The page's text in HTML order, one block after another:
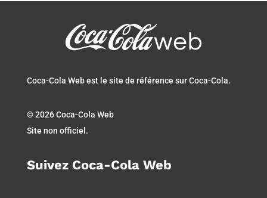
Coca-Cola Web est le site de référence sur Coca-Cola.
© 2026 Coca-Cola Web
Site non officiel.
Suivez Coca-Cola Web